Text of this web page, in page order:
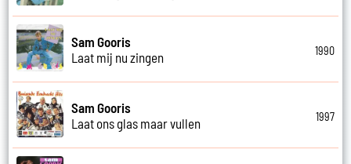
Sam Gooris
Laat mij nu zingen
1990
Sam Gooris
Laat ons glas maar vullen
1997